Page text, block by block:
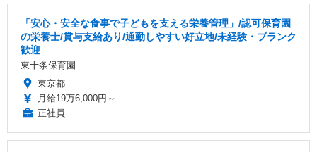
「安心・安全な食事で子どもを支える栄養管理」/認可保育園
の栄養士/賞与支給あり/通勤しやすい好立地/未経験・ブランク
歓迎
東十条保育園
東京都
月給19万6,000円～
正社員